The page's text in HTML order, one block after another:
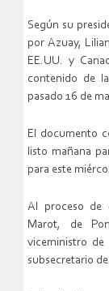
Según su
por Azuay,
EE.UU. y
contenido de
pasado 16 de
El documento
listo mañana
para este
Al proceso de
Marot, de
viceministro de
subsecretario